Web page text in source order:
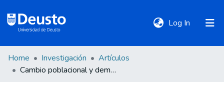
Log In (current)
DeustoTeka
Home Investigación
Artículos
Cambio poblacional y demografía laboral en el País Vasco: el foco en las personas adultas mayores